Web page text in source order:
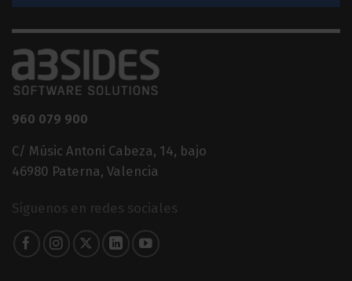
960 079 900
C/ Músic Antoni Cabeza, 14, bajo
46980 Paterna, Valencia
Síguenos en redes sociales